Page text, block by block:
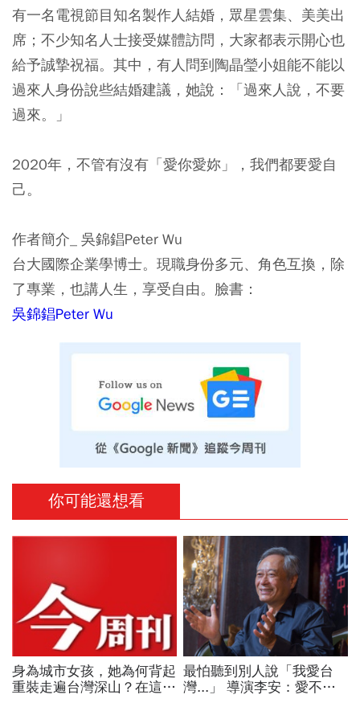
有一名電視節目知名製作人結婚，眾星雲集、美美出
席；不少知名人士接受媒體訪問，大家都表示開心也
給予誠摯祝福。其中，有人問到陶晶瑩小姐能不能以
過來人身份說些結婚建議，她說：「過來人說，不要
過來。」
2020年，不管有沒有「愛你愛妳」，我們都要愛自
己。
作者簡介_ 吳錦錩Peter Wu
台大國際企業學博士。現職身份多元、角色互換，除
了專業，也講人生，享受自由。臉書：
吳錦錩Peter Wu
你可能還想看
身為城市女孩，她為何背起
重裝走遍台灣深山？在這座
最怕聽到別人說「我愛台
灣...」 導演李安：愛不用